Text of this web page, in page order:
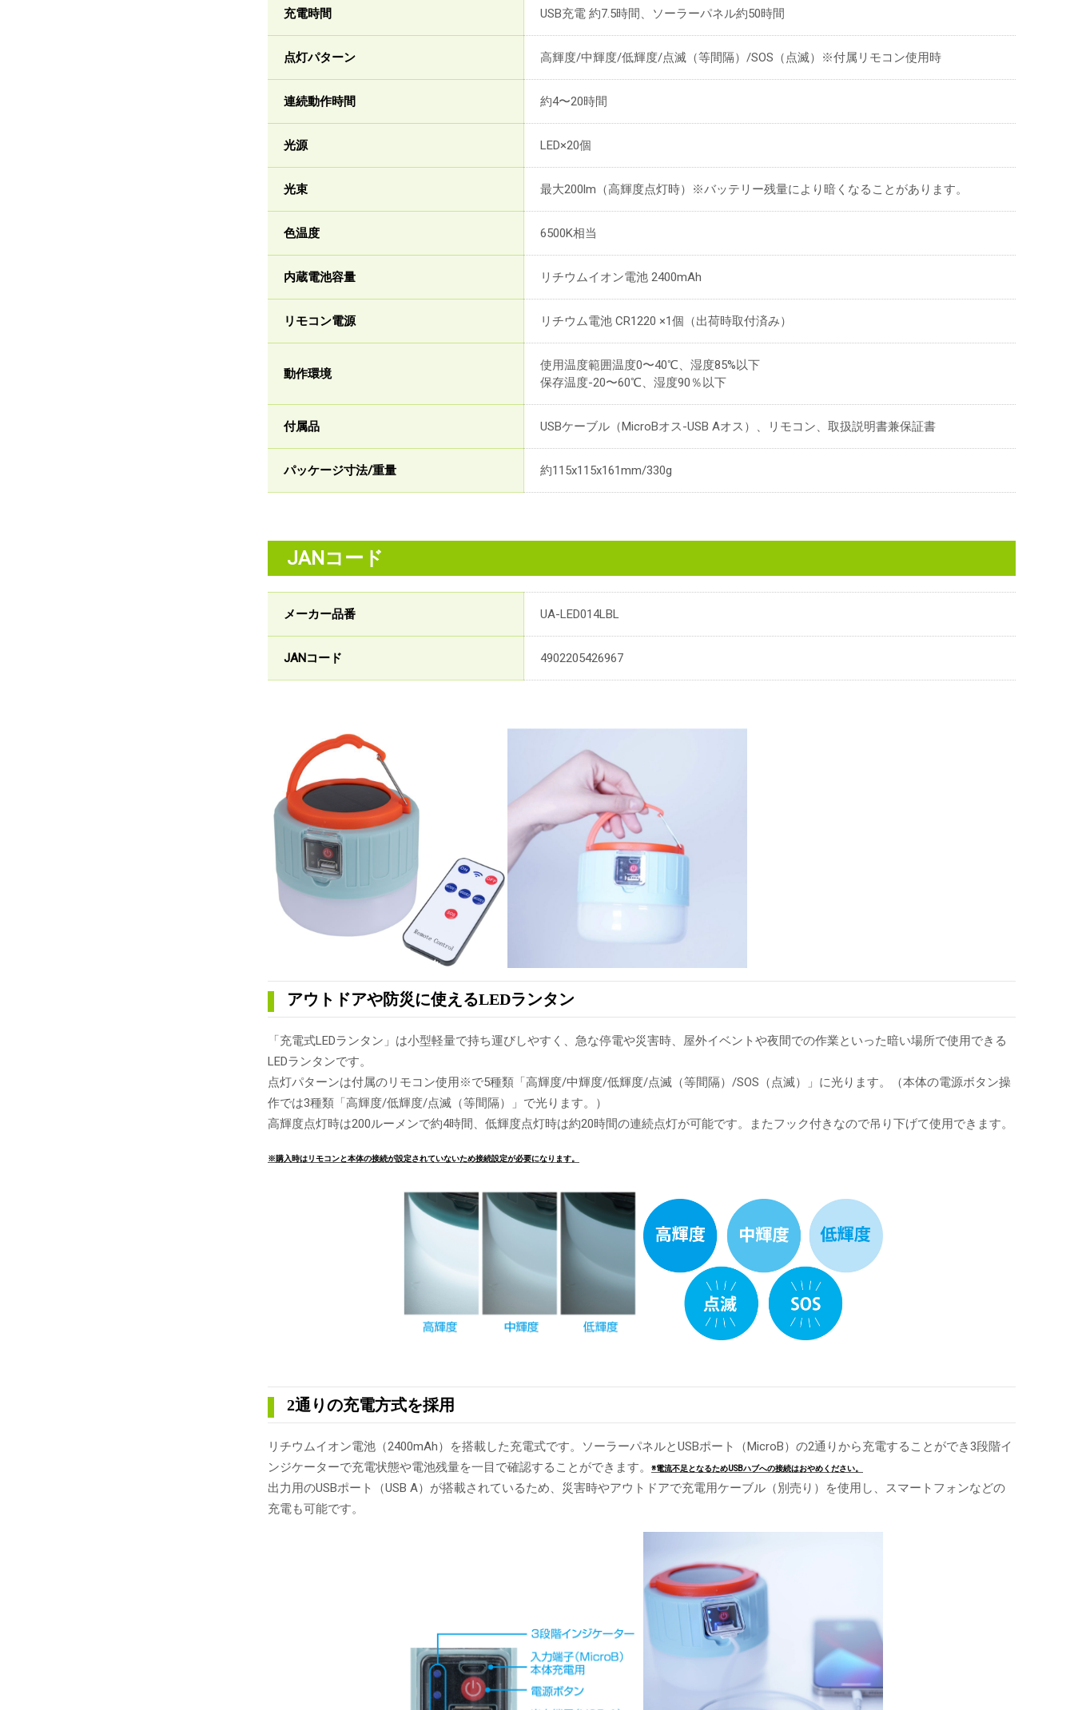
充電時間 USB充電 約7.5時間、ソーラーパネル約50時間
点灯パターン 高輝度/中輝度/低輝度/点滅（等間隔）/SOS（点滅）※付属リモコン使用時
連続動作時間 約4〜20時間
光源 LED×20個
光束 最大200lm（高輝度点灯時）※バッテリー残量により暗くなることがあります。
色温度 6500K相当
内蔵電池容量 リチウムイオン電池 2400mAh
リモコン電源 リチウム電池 CR1220 ×1個（出荷時取付済み）
動作環境
使用温度範囲温度0〜40℃、湿度85%以下
保存温度-20〜60℃、湿度90％以下
付属品 USBケーブル（MicroBオス-USB Aオス）、リモコン、取扱説明書兼保証書
パッケージ寸法/重量 約115x115x161mm/330g
JANコード
メーカー品番 UA-LED014LBL
JANコード 4902205426967
アウトドアや防災に使えるLEDランタン
「充電式LEDランタン」は小型軽量で持ち運びしやすく、急な停電や災害時、屋外イベントや夜間での作業といった暗い場所で使用できる
LEDランタンです。
点灯パターンは付属のリモコン使用※で5種類「高輝度/中輝度/低輝度/点滅（等間隔）/SOS（点滅）」に光ります。（本体の電源ボタン操
作では3種類「高輝度/低輝度/点滅（等間隔）」で光ります。）
高輝度点灯時は200ルーメンで約4時間、低輝度点灯時は約20時間の連続点灯が可能です。またフック付きなので吊り下げて使用できます。
※購入時はリモコンと本体の接続が設定されていないため接続設定が必要になります。
2通りの充電方式を採用
リチウムイオン電池（2400mAh）を搭載した充電式です。ソーラーパネルとUSBポート（MicroB）の2通りから充電することができ3段階イ
ンジケーターで充電状態や電池残量を一目で確認することができます。
※電流不足となるためUSBハブへの接続はおやめください。
出力用のUSBポート（USB A）が搭載されているため、災害時やアウトドアで充電用ケーブル（別売り）を使用し、スマートフォンなどの
充電も可能です。